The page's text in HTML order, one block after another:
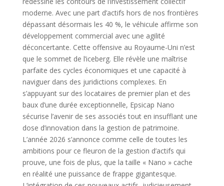
moderne. Avec une part d’actifs hors de nos frontières
dépassant désormais les 40 %, le véhicule affirme son
développement commercial avec une agilité
déconcertante. Cette offensive au Royaume-Uni n’est
que le sommet de l’iceberg. Elle révèle une maîtrise
parfaite des cycles économiques et une capacité à
naviguer dans des juridictions complexes. En
s’appuyant sur des locataires de premier plan et des
baux d’une durée exceptionnelle, Epsicap Nano
sécurise l’avenir de ses associés tout en insufflant une
dose d’innovation dans la gestion de patrimoine.
L’année 2026 s’annonce comme celle de toutes les
ambitions pour ce fleuron de la gestion d’actifs qui
prouve, une fois de plus, que la taille « Nano » cache
en réalité une puissance de frappe gigantesque.